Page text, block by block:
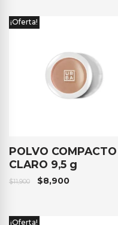
¡Oferta!
POLVO COMPACTO
CLARO 9,5 g
$11,900 $8,900
¡Oferta!